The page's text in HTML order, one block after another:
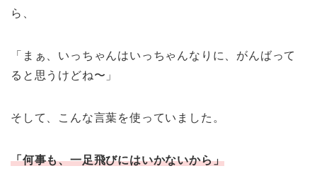
ら、
「まぁ、いっちゃんはいっちゃんなりに、がんばって
ると思うけどね〜」
そして、こんな言葉を使っていました。
「何事も、一足飛びにはいかないから」